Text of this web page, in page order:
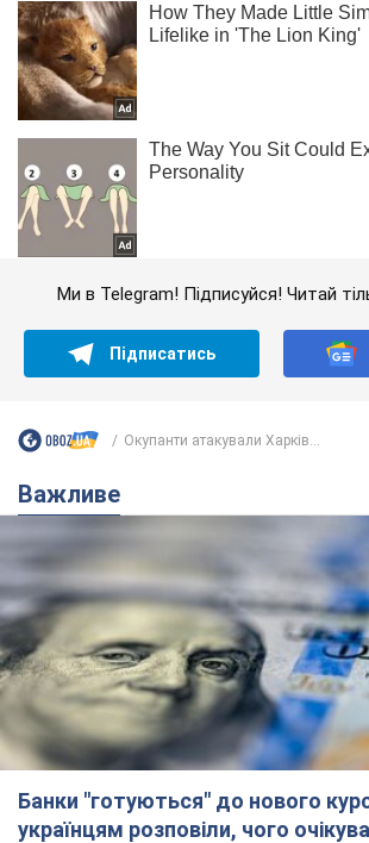
Ми в Telegram! Підписуйся! Читай
Підписатись
Окупанти атакували Харків...
Важливе
Банки "готуються" до нового
українцям розповіли, чого